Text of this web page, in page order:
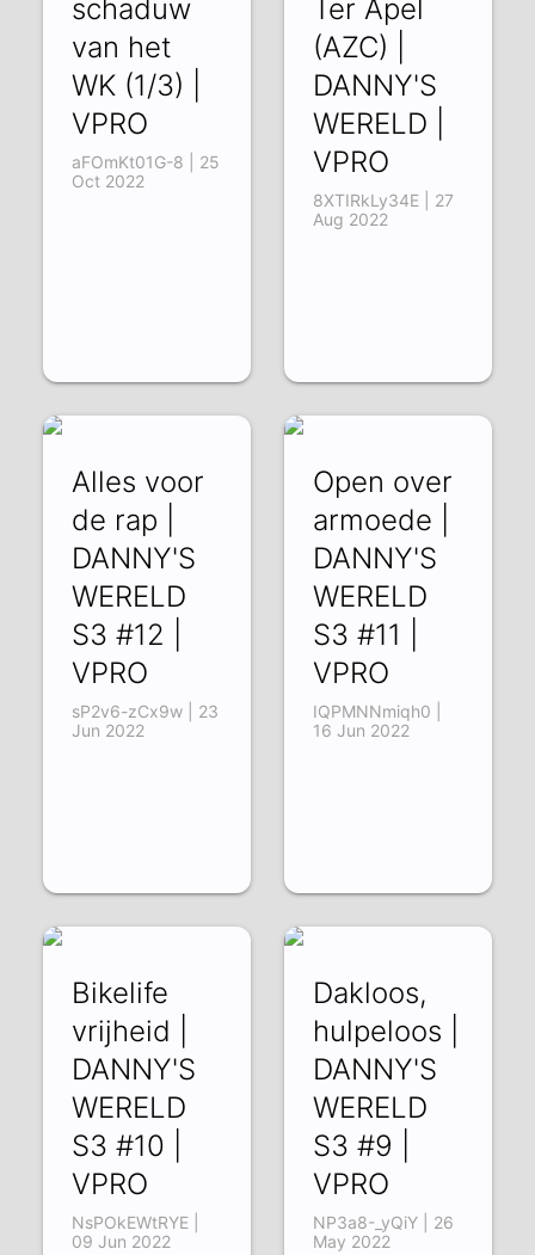
schaduw
van het
WK (1/3) |
VPRO
aFOmKt01G-8 | 25
Oct 2022
Ter Apel
(AZC) |
DANNY'S
WERELD |
VPRO
8XTIRkLy34E | 27
Aug 2022
Alles voor
de rap |
DANNY'S
WERELD
S3 #12 |
VPRO
sP2v6-zCx9w | 23
Jun 2022
Open over
armoede |
DANNY'S
WERELD
S3 #11 |
VPRO
IQPMNNmiqh0 |
16 Jun 2022
Bikelife
vrijheid |
DANNY'S
WERELD
S3 #10 |
VPRO
NsPOkEWtRYE |
09 Jun 2022
Dakloos,
hulpeloos |
DANNY'S
WERELD
S3 #9 |
VPRO
NP3a8-_yQiY | 26
May 2022